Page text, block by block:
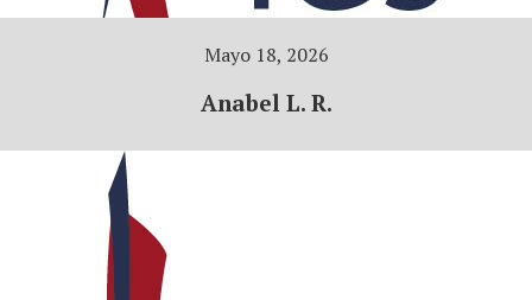
Mayo 18, 2026
Anabel L. R.